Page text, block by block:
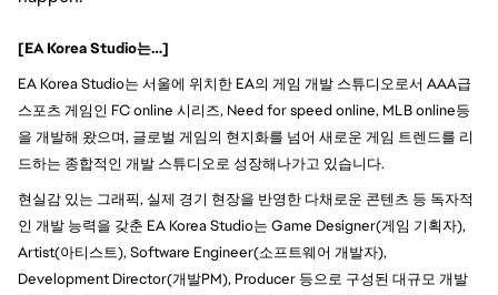
[EA Korea Studio는…]
EA Korea Studio는 서울에 위치한 EA의 게임 개발 스튜디오로서 AAA급
스포츠 게임인 FC online 시리즈, Need for speed online, MLB online등
을 개발해 왔으며, 글로벌 게임의 현지화를 넘어 새로운 게임 트렌드를 리
드하는 종합적인 개발 스튜디오로 성장해나가고 있습니다.
현실감 있는 그래픽, 실제 경기 현장을 반영한 다채로운 콘텐츠 등 독자적
인 개발 능력을 갖춘 EA Korea Studio는 Game Designer(게임 기획자),
Artist(아티스트), Software Engineer(소프트웨어 개발자),
Development Director(개발PM), Producer 등으로 구성된 대규모 개발